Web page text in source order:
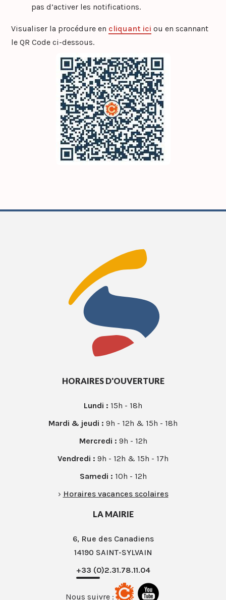
pas d’activer les notifications.
Visualiser la procédure en cliquant ici ou en scannant
le QR Code ci-dessous.
HORAIRES D'OUVERTURE
Lundi : 15h - 18h
Mardi & jeudi : 9h - 12h & 15h - 18h
Mercredi : 9h - 12h
Vendredi : 9h - 12h & 15h - 17h
Samedi : 10h - 12h
› Horaires vacances scolaires
LA MAIRIE
6, Rue des Canadiens
14190 SAINT-SYLVAIN
+33 (0)2.31.78.11.04
Nous suivre :